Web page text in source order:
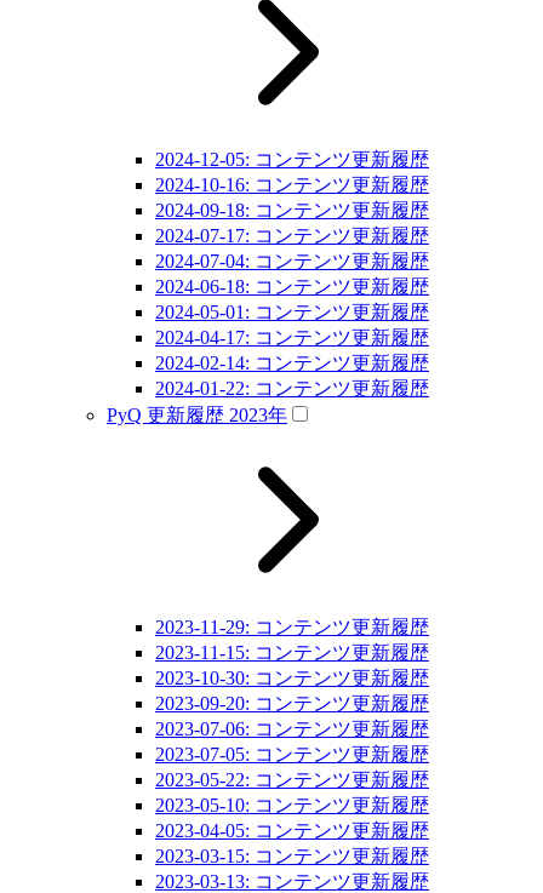
2024-12-05: コンテンツ更新履歴
2024-10-16: コンテンツ更新履歴
2024-09-18: コンテンツ更新履歴
2024-07-17: コンテンツ更新履歴
2024-07-04: コンテンツ更新履歴
2024-06-18: コンテンツ更新履歴
2024-05-01: コンテンツ更新履歴
2024-04-17: コンテンツ更新履歴
2024-02-14: コンテンツ更新履歴
2024-01-22: コンテンツ更新履歴
PyQ 更新履歴 2023年
2023-11-29: コンテンツ更新履歴
2023-11-15: コンテンツ更新履歴
2023-10-30: コンテンツ更新履歴
2023-09-20: コンテンツ更新履歴
2023-07-06: コンテンツ更新履歴
2023-07-05: コンテンツ更新履歴
2023-05-22: コンテンツ更新履歴
2023-05-10: コンテンツ更新履歴
2023-04-05: コンテンツ更新履歴
2023-03-15: コンテンツ更新履歴
2023-03-13: コンテンツ更新履歴